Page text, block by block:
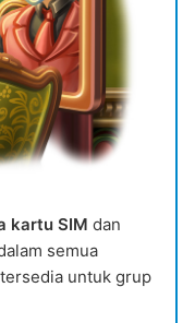
kartu SIM dan
semua
untuk grup